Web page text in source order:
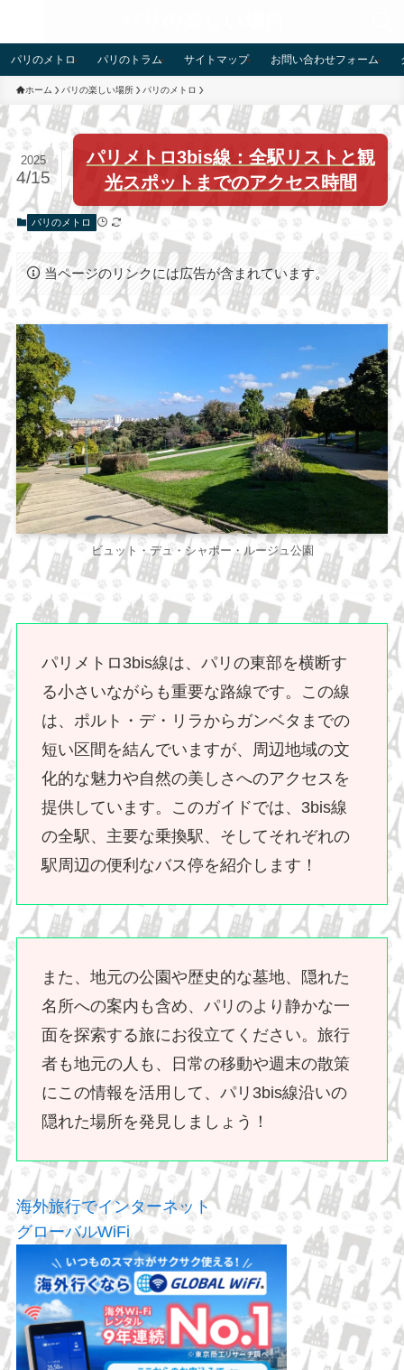
パリのメトロ パリのトラム サイトマップ お問い合わせフォーム
ホーム パリの楽しい場所 パリのメトロ
パリメトロ3bis線：全駅リストと観
光スポットまでのアクセス時間
2025
4/15
パリのメトロ
当ページのリンクには広告が含まれています。
ビュット・デュ・シャポー・ルージュ公園
パリメトロ3bis線は、パリの東部を横断す
る小さいながらも重要な路線です。この線
は、ポルト・デ・リラからガンベタまでの
短い区間を結んでいますが、周辺地域の文
化的な魅力や自然の美しさへのアクセスを
提供しています。このガイドでは、3bis線
の全駅、主要な乗換駅、そしてそれぞれの
駅周辺の便利なバス停を紹介します！
また、地元の公園や歴史的な墓地、隠れた
名所への案内も含め、パリのより静かな一
面を探索する旅にお役立てください。旅行
者も地元の人も、日常の移動や週末の散策
にこの情報を活用して、パリ3bis線沿いの
隠れた場所を発見しましょう！
海外旅行でインターネット
グローバルWiFi